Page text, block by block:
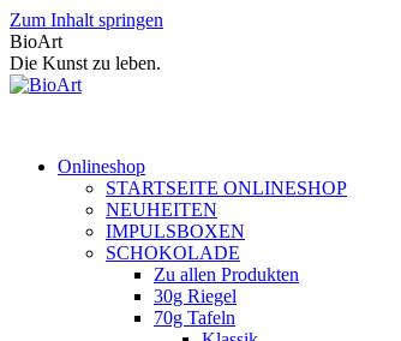
Zum Inhalt springen
BioArt
Die Kunst zu leben.
Onlineshop
STARTSEITE ONLINESHOP
NEUHEITEN
IMPULSBOXEN
SCHOKOLADE
Zu allen Produkten
30g Riegel
70g Tafeln